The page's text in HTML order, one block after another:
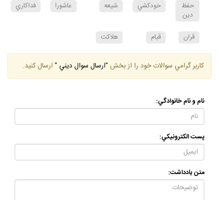
حفظ
دين
خودكشي شيعه عاشورا فداكاري
قران قيام هلاكت
كاربر گرامي سوالات خود را از بخش "ارسال سوال ديني " ارسال كنيد.
نام و نام خانوادگي:
پست الكترونيكي:
متن يادداشت: